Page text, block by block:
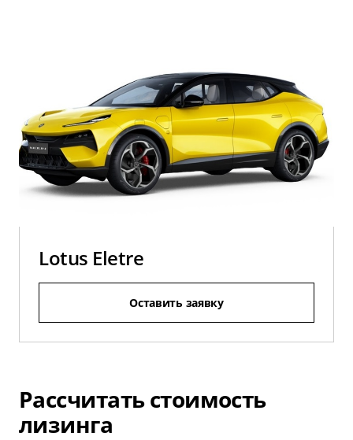
Lotus Eletre
Оставить заявку
Рассчитать стоимость
лизинга